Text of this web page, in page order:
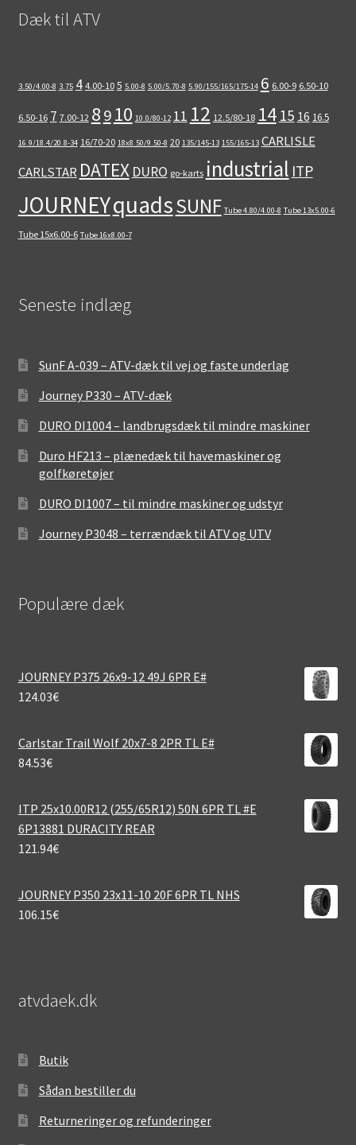
Dæk til ATV
3.50/4.00-8 3.75 4 4.00-10 5 5.00-8 5.00/5.70-8 5.90/155/165/175-14 6 6.00-9 6.50-10
6.50-16 7 7.00-12 89 10 10.0/80-12 11 12 12.5/80-18 14 15 16 16.5
16.9/18.4/20.8-34 16/70-20 18x8.50/9.50-8 20 135/145-13 155/165-13 CARLISLE
CARLSTAR DATEX DURO go-karts industrial ITP
JOURNEYquadsSUNF Tube 4.80/4.00-8 Tube 13x5.00-6
Tube 15x6.00-6 Tube 16x8.00-7
Seneste indlæg
SunF A-039 – ATV-dæk til vej og faste underlag
Journey P330 – ATV-dæk
DURO DI1004 – landbrugsdæk til mindre maskiner
Duro HF213 – plænedæk til havemaskiner og
golfkøretøjer
DURO DI1007 – til mindre maskiner og udstyr
Journey P3048 – terrændæk til ATV og UTV
Populære dæk
JOURNEY P375 26x9-12 49J 6PR E#
124.03€
Carlstar Trail Wolf 20x7-8 2PR TL E#
84.53€
ITP 25x10.00R12 (255/65R12) 50N 6PR TL #E
6P13881 DURACITY REAR
121.94€
JOURNEY P350 23x11-10 20F 6PR TL NHS
106.15€
atvdaek.dk
Butik
Sådan bestiller du
Returneringer og refunderinger